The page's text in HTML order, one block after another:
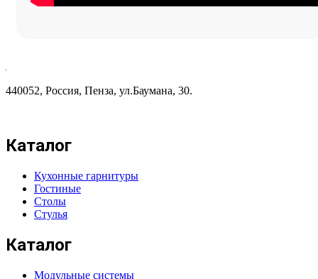
440052, Россия, Пенза, ул.Баумана, 30.
Каталог
Кухонные гарнитуры
Гостиные
Столы
Стулья
Каталог
Модульные системы